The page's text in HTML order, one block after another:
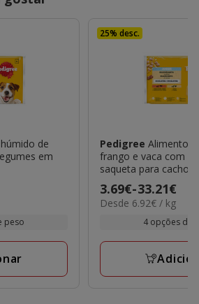
de
em
peso
25% desc.
PedigreeAlimento
frango e vaca com
saqueta para
Preço
de
a
3.69€-33.21€
6.92€
Desde 6.92€ / kg
4 opções de